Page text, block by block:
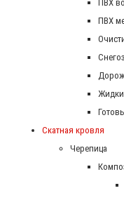
ПВХ
ПВХ
Скатная кровля
Черепица